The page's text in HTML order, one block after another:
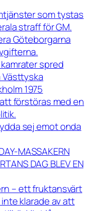
som tystas
straff för GM.
Göteborgarna
spred
1975
förstöras med en
sej emot onda
MASSAKERN
DAG BLEV EN
– ett fruktansvärt
klarade av att